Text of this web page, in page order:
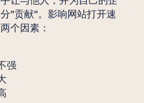
"贡献"。影响网站打开速
个因素：
强